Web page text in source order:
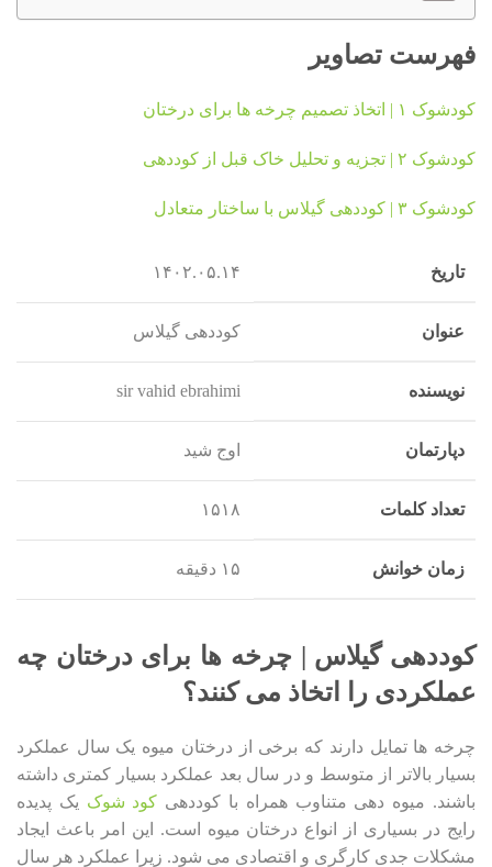
فهرست تصاویر
کودشوک ۱ | اتخاذ تصمیم چرخه ها برای درختان
کودشوک ۲ | تجزیه و تحلیل خاک قبل از کوددهی
کودشوک ۳ | کوددهی گیلاس با ساختار متعادل
تاریخ ۱۴۰۲.۰۵.۱۴
عنوان کوددهی گیلاس
نویسنده sir vahid ebrahimi
دپارتمان اوج شید
تعداد کلمات ۱۵۱۸
زمان خوانش ۱۵ دقیقه
کوددهی گیلاس | چرخه ها برای درختان چه
عملکردی را اتخاذ می کنند؟
چرخه ها تمایل دارند که برخی از درختان میوه یک سال عملکرد
بسیار بالاتر از متوسط ​​و در سال بعد عملکرد بسیار کمتری داشته
باشند. میوه دهی متناوب همراه با کوددهی کود شوک یک پدیده
رایج در بسیاری از انواع درختان میوه است. این امر باعث ایجاد
مشکلات جدی کارگری و اقتصادی می شود. زیرا عملکرد هر سال